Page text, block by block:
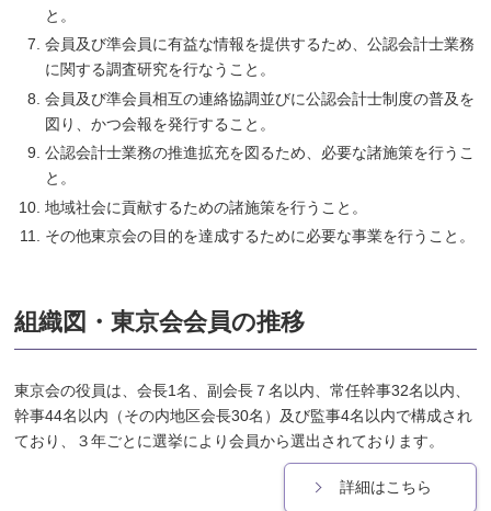
と。
会員及び準会員に有益な情報を提供するため、公認会計士業務
に関する調査研究を行なうこと。
会員及び準会員相互の連絡協調並びに公認会計士制度の普及を
図り、かつ会報を発行すること。
公認会計士業務の推進拡充を図るため、必要な諸施策を行うこ
と。
地域社会に貢献するための諸施策を行うこと。
その他東京会の目的を達成するために必要な事業を行うこと。
組織図・東京会会員の推移
東京会の役員は、会長1名、副会長７名以内、常任幹事32名以内、
幹事44名以内（その内地区会長30名）及び監事4名以内で構成され
ており、３年ごとに選挙により会員から選出されております。
詳細はこちら